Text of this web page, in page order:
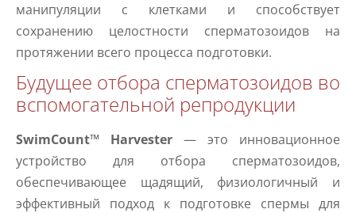
манипуляции с клетками и способствует
сохранению целостности сперматозоидов на
протяжении всего процесса подготовки.
Будущее отбора сперматозоидов во
вспомогательной репродукции
SwimCount™ Harvester— это инновационное
устройство для отбора сперматозоидов,
обеспечивающее щадящий, физиологичный и
эффективный подход к подготовке спермы для